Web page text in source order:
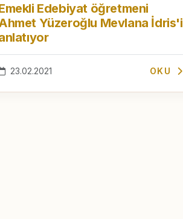
Edebiyat öğretmeni
Yüzeroğlu Mevlana İdris'i
23.02.2021 OKU